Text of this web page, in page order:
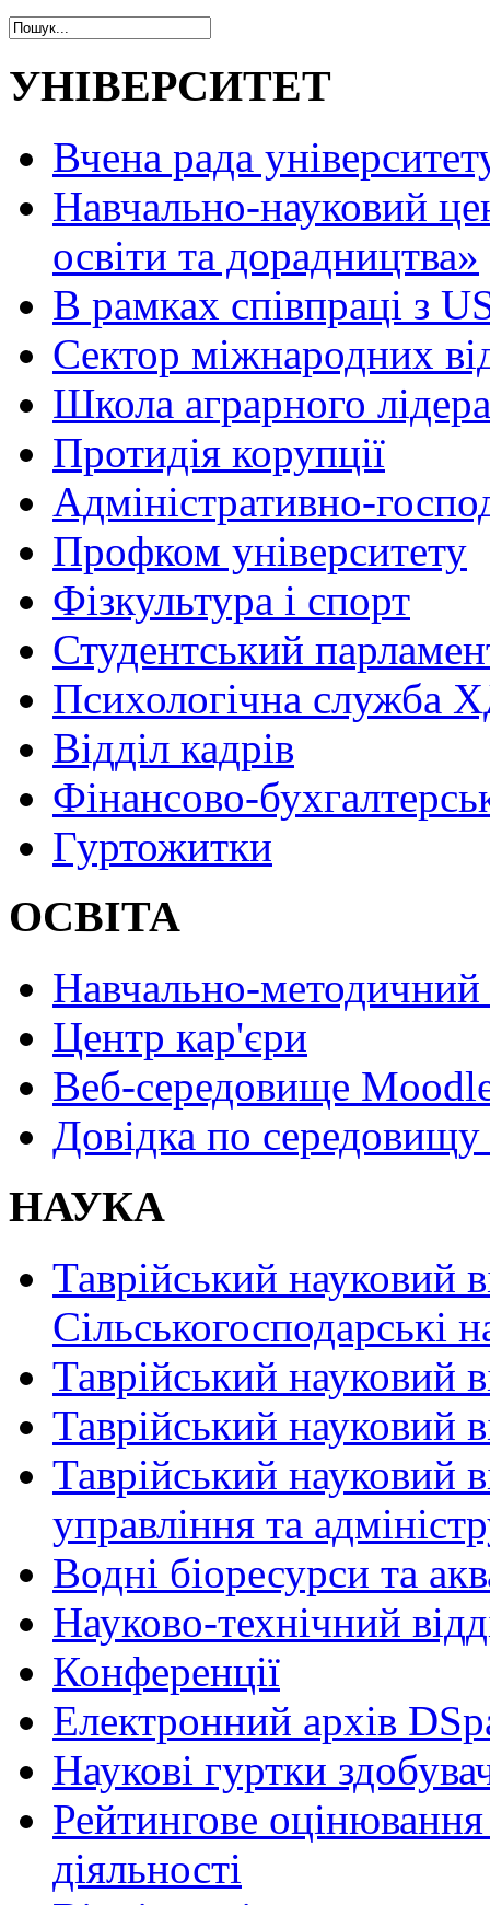
УНІВЕРСИТЕТ
Вчена рада
Навчально-науковий
освіти та дорадництва»
В рамках співпраці з
Сектор міжнародних
Школа аграрного лідера
Протидія корупції
Адміністративно-
Профком університету
Фізкультура і спорт
Студентський
Психологічна служба
Відділ кадрів
Фінансово-
Гуртожитки
ОСВІТА
Навчально-методичний
Центр кар'єри
Веб-середовище
Довідка по
НАУКА
Таврійський науковий
Сільськогосподарські
Таврійський науковий
Таврійський науковий
Таврійський науковий
управління та
Водні біоресурси та
Науково-технічний
Конференції
Електронний архів
Наукові гуртки
Рейтингове оцінювання
діяльності